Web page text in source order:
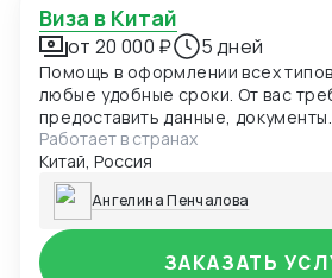
Виза в Китай
от 20 000 ₽ 5 дней
Помощь в оформлении всех типов
любые удобные сроки. От вас
предоставить данные,
Отдаете загранпаспорт -
с визой.
Работает в странах
Китай, Россия
Ангелина Пенчалова
ЗАКАЗАТЬ